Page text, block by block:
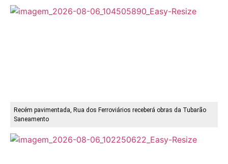
Recém pavimentada, Rua dos Ferroviários receberá obras da Tubarão
Saneamento